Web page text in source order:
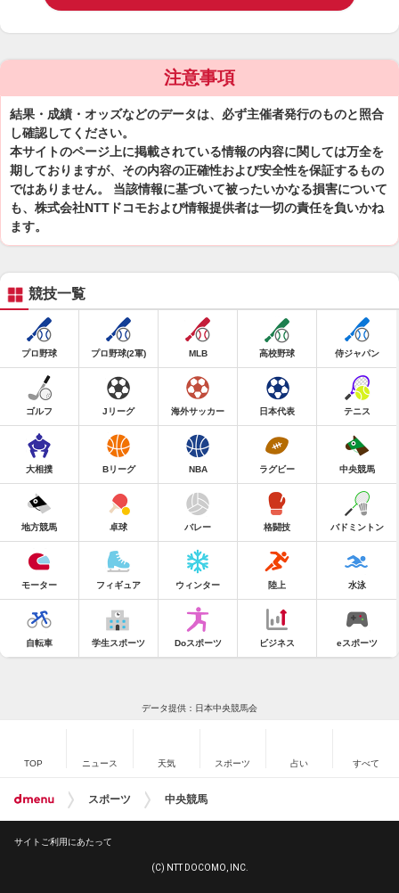
注意事項
結果・成績・オッズなどのデータは、必ず主催者発行のものと照合
し確認してください。
本サイトのページ上に掲載されている情報の内容に関しては万全を
期しておりますが、その内容の正確性および安全性を保証するもの
ではありません。 当該情報に基づいて被ったいかなる損害について
も、株式会社NTTドコモおよび情報提供者は一切の責任を負いかね
ます。
競技一覧
プロ野球 プロ野球(2軍) MLB 高校野球 侍ジャパン
ゴルフ Jリーグ 海外サッカー 日本代表 テニス
大相撲 Bリーグ NBA ラグビー 中央競馬
地方競馬 卓球 バレー 格闘技 バドミントン
モーター フィギュア ウィンター 陸上 水泳
自転車 学生スポーツ Doスポーツ ビジネス eスポーツ
データ提供：日本中央競馬会
TOP ニュース 天気 スポーツ 占い すべて
スポーツ 中央競馬
サイトご利用にあたって
(C) NTT DOCOMO, INC.